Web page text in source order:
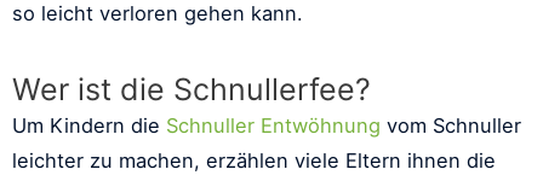
so leicht verloren gehen kann.
Wer ist die Schnullerfee?
Um Kindern die Schnuller Entwöhnung vom Schnuller
leichter zu machen, erzählen viele Eltern ihnen die